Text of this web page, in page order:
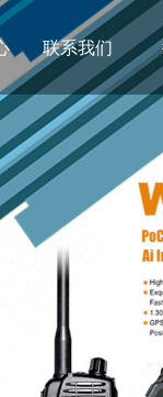
联系我们